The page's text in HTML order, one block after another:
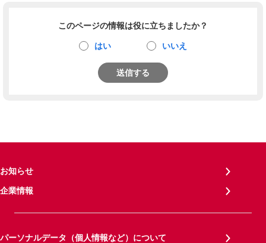
このページの情報は役に立ちましたか？
はい いいえ
送信する
お知らせ
企業情報
パーソナルデータ（個人情報など）について